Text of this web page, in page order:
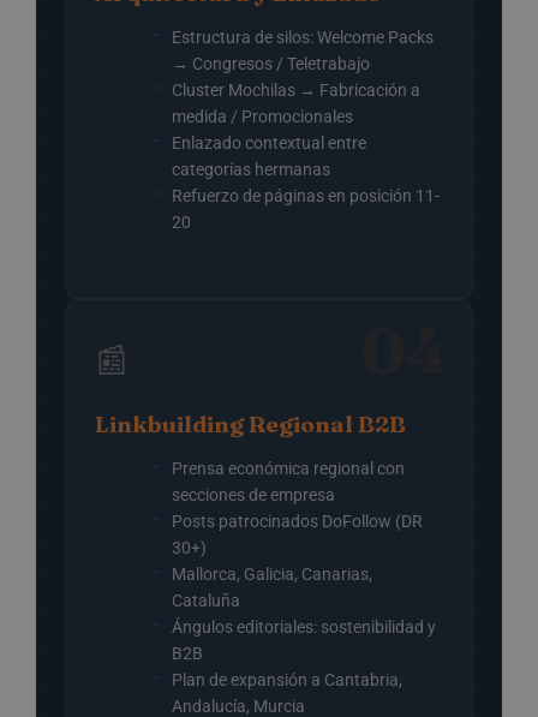
Estructura de silos: Welcome Packs
→ Congresos / Teletrabajo
Cluster Mochilas → Fabricación a
medida / Promocionales
Enlazado contextual entre
categorías hermanas
Refuerzo de páginas en posición 11-
20
📰
Linkbuilding Regional B2B
Prensa económica regional con
secciones de empresa
Posts patrocinados DoFollow (DR
30+)
Mallorca, Galicia, Canarias,
Cataluña
Ángulos editoriales: sostenibilidad y
B2B
Plan de expansión a Cantabria,
Andalucía, Murcia